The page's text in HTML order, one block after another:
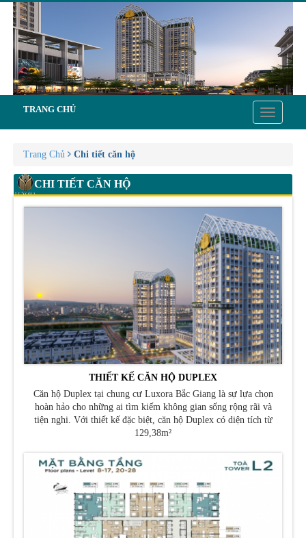
Toggle
TRANG CHỦ
Trang Chủ Chi tiết căn hộ
CHI TIẾT CĂN HỘ
THIẾT KẾ CĂN HỘ DUPLEX
Căn hộ Duplex tại chung cư Luxora Bắc Giang là sự lựa chọn
hoàn hảo cho những ai tìm kiếm không gian sống rộng rãi và
tiện nghi. Với thiết kế đặc biệt, căn hộ Duplex có diện tích từ
129,38m²